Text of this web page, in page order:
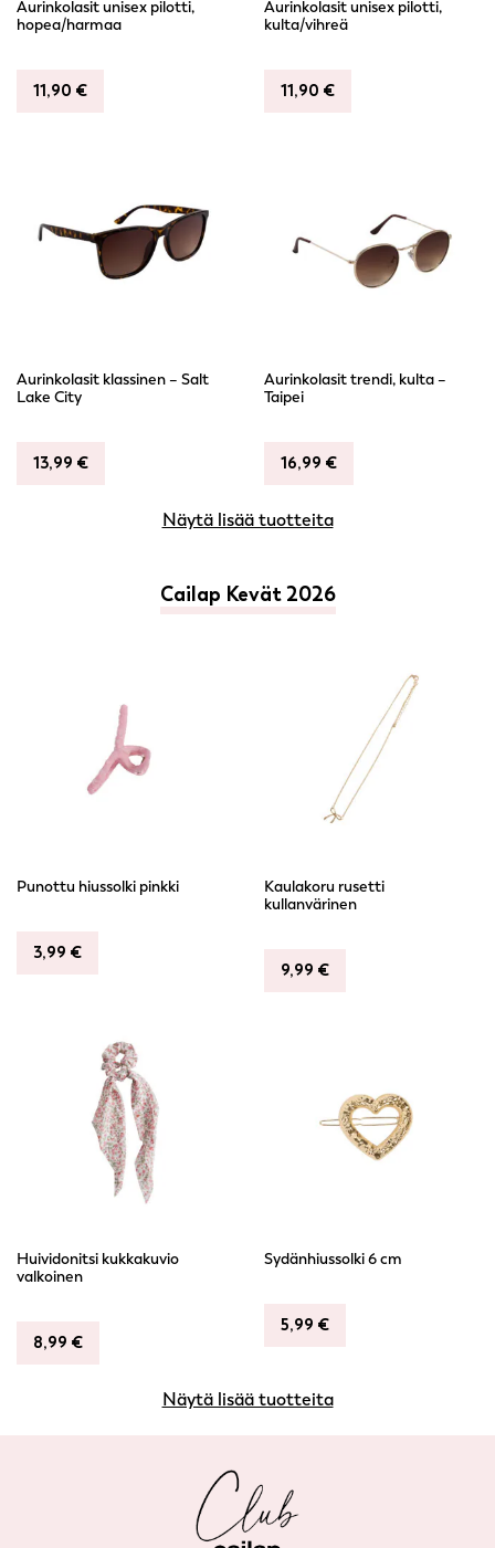
Aurinkolasit unisex pilotti,
hopea/harmaa
11,90 €
Aurinkolasit unisex pilotti,
kulta/vihreä
11,90 €
Aurinkolasit klassinen – Salt
Lake City
13,99 €
Aurinkolasit trendi, kulta –
Taipei
16,99 €
Näytä lisää tuotteita
Cailap Kevät 2026
Punottu hiussolki pinkki
3,99 €
Kaulakoru rusetti
kullanvärinen
9,99 €
Huividonitsi kukkakuvio
valkoinen
8,99 €
Sydänhiussolki 6 cm
5,99 €
Näytä lisää tuotteita